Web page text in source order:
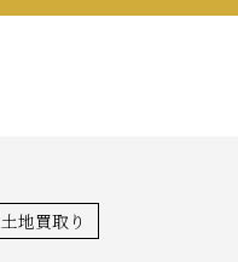
土地買取り